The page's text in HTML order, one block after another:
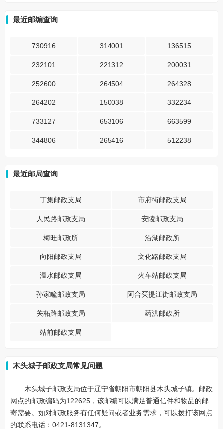
最近邮编查询
730916 314001 136515
232101 221312 200031
252600 264504 264328
264202 150038 332234
733127 653106 663599
344806 265416 512238
最近邮局查询
丁集邮政支局 市府街邮政支局
人民路邮政支局 安陵邮政支局
梅旺邮政所 沿湖邮政所
向阳邮政支局 文化路邮政支局
温水邮政支局 火车站邮政支局
孙家疃邮政支局 阿合买提江街邮政支局
关柘路邮政支局 药洪邮政所
站前邮政支局
木头城子邮政支局常见问题
木头城子邮政支局位于辽宁省朝阳市朝阳县木头城子镇。邮政
网点的邮政编码为122625，该邮编可以满足普通信件和物品的邮
寄需要。如对邮政服务有任何疑问或者业务需求，可以拨打该网点
的联系电话：0421-8131347。